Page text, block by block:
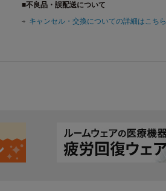
■不良品・誤配送について
キャンセル・交換についての詳細はこちら